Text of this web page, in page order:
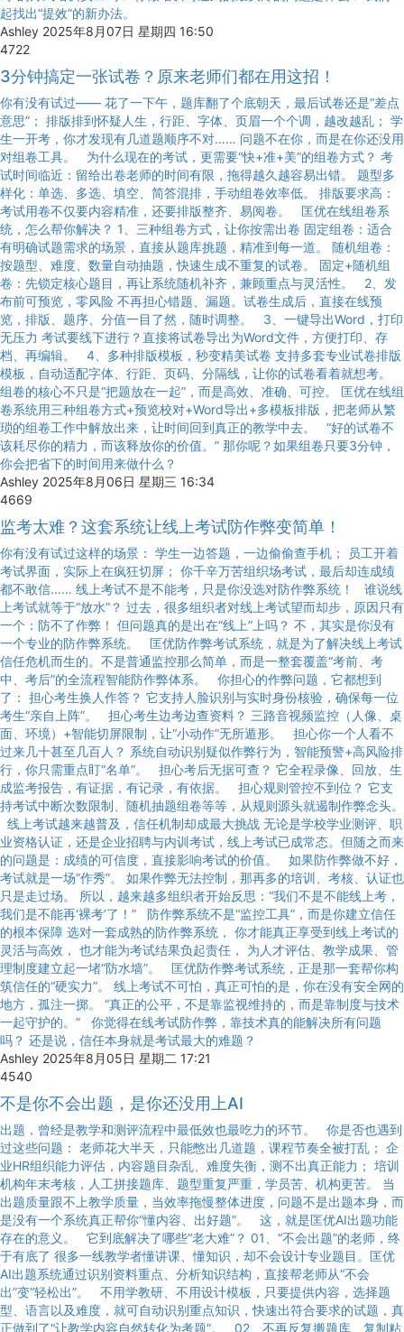
起找出“提效”的新办法。
Ashley 2025年8月07日 星期四 16:50
4722
3分钟搞定一张试卷？原来老师们都在用这招！
你有没有试过—— 花了一下午，题库翻了个底朝天，最后试卷还是“差点
意思”； 排版排到怀疑人生，行距、字体、页眉一个个调，越改越乱； 学
生一开考，你才发现有几道题顺序不对…… 问题不在你，而是在你还没用
对组卷工具。 为什么现在的考试，更需要“快+准+美”的组卷方式？ 考
试时间临近：留给出卷老师的时间有限，拖得越久越容易出错。 题型多
样化：单选、多选、填空、简答混排，手动组卷效率低。 排版要求高：
考试用卷不仅要内容精准，还要排版整齐、易阅卷。 匡优在线组卷系
统，怎么帮你解决？ 1、三种组卷方式，让你按需出卷 固定组卷：适合
有明确试题需求的场景，直接从题库挑题，精准到每一道。 随机组卷：
按题型、难度、数量自动抽题，快速生成不重复的试卷。 固定+随机组
卷：先锁定核心题目，再让系统随机补齐，兼顾重点与灵活性。 2、发
布前可预览，零风险 不再担心错题、漏题。试卷生成后，直接在线预
览，排版、题序、分值一目了然，随时调整。 3、一键导出Word，打印
无压力 考试要线下进行？直接将试卷导出为Word文件，方便打印、存
档、再编辑。 4、多种排版模板，秒变精美试卷 支持多套专业试卷排版
模板，自动适配字体、行距、页码、分隔线，让你的试卷看着就想考。
组卷的核心不只是“把题放在一起”，而是高效、准确、可控。 匡优在线组
卷系统用三种组卷方式+预览校对+Word导出+多模板排版，把老师从繁
琐的组卷工作中解放出来，让时间回到真正的教学中去。 “好的试卷不
该耗尽你的精力，而该释放你的价值。” 那你呢？如果组卷只要3分钟，
你会把省下的时间用来做什么？
Ashley 2025年8月06日 星期三 16:34
4669
监考太难？这套系统让线上考试防作弊变简单！
你有没有试过这样的场景： 学生一边答题，一边偷偷查手机； 员工开着
考试界面，实际上在疯狂切屏； 你千辛万苦组织场考试，最后却连成绩
都不敢信…… 线上考试不是不能考，只是你没选对防作弊系统！ 谁说线
上考试就等于“放水”？ 过去，很多组织者对线上考试望而却步，原因只有
一个：防不了作弊！ 但问题真的是出在“线上”上吗？ 不，其实是你没有
一个专业的防作弊系统。 匡优防作弊考试系统，就是为了解决线上考试
信任危机而生的。不是普通监控那么简单，而是一整套覆盖“考前、考
中、考后”的全流程智能防作弊体系。 你担心的作弊问题，它都想到
了： 担心考生换人作答？ 它支持人脸识别与实时身份核验，确保每一位
考生“亲自上阵”。 担心考生边考边查资料？ 三路音视频监控（人像、桌
面、环境）+智能切屏限制，让“小动作”无所遁形。 担心你一个人看不
过来几十甚至几百人？ 系统自动识别疑似作弊行为，智能预警+高风险排
行，你只需重点盯“名单”。 担心考后无据可查？ 它全程录像、回放、生
成监考报告，有证据，有记录，有依据。 担心规则管控不到位？ 它支
持考试中断次数限制、随机抽题组卷等等，从规则源头就遏制作弊念头。
线上考试越来越普及，信任机制却成最大挑战 无论是学校学业测评、职
业资格认证，还是企业招聘与内训考试，线上考试已成常态。但随之而来
的问题是：成绩的可信度，直接影响考试的价值。 如果防作弊做不好，
考试就是一场“作秀”。 如果作弊无法控制，那再多的培训、考核、认证也
只是走过场。 所以，越来越多组织者开始反思：“我们不是不能线上考，
我们是不能再‘裸考’了！” 防作弊系统不是“监控工具”，而是你建立信任
的根本保障 选对一套成熟的防作弊系统， 你才能真正享受到线上考试的
灵活与高效， 也才能为考试结果负起责任， 为人才评估、教学成果、管
理制度建立起一堵“防水墙”。 匡优防作弊考试系统，正是那一套帮你构
筑信任的“硬实力”。 线上考试不可怕，真正可怕的是，你在没有安全网的
地方，孤注一掷。 “真正的公平，不是靠监视维持的，而是靠制度与技术
一起守护的。” 你觉得在线考试防作弊，靠技术真的能解决所有问题
吗？ 还是说，信任本身就是考试最大的难题？
Ashley 2025年8月05日 星期二 17:21
4540
不是你不会出题，是你还没用上AI
出题，曾经是教学和测评流程中最低效也最吃力的环节。 你是否也遇到
过这些问题： 老师花大半天，只能憋出几道题，课程节奏全被打乱； 企
业HR组织能力评估，内容题目杂乱、难度失衡，测不出真正能力； 培训
机构年末考核，人工拼接题库、题型重复严重，学员苦、机构更苦。 当
出题质量跟不上教学质量，当效率拖慢整体进度，问题不是出题本身，而
是没有一个系统真正帮你“懂内容、出好题”。 这，就是匡优AI出题功能
存在的意义。 它到底解决了哪些“老大难”？ 01、“不会出题”的老师，终
于有底了 很多一线教学者懂讲课、懂知识，却不会设计专业题目。匡优
AI出题系统通过识别资料重点、分析知识结构，直接帮老师从“不会
出”变“轻松出”。 不用学教研、不用设计模板，只要提供内容，选择题
型、语言以及难度，就可自动识别重点知识，快速出符合要求的试题，真
正做到了“让教学内容自然转化为考题”。 02、不再反复搬题库、复制粘